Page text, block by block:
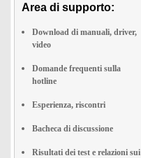
Area di supporto:
Download di manuali, driver,
video
Domande frequenti sulla
hotline
Esperienza, riscontri
Bacheca di discussione
Risultati dei test e relazioni sui